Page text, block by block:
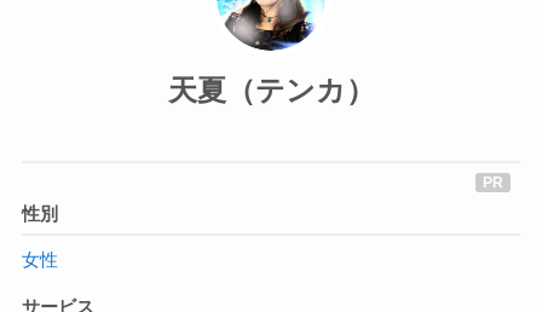
天夏（テンカ）
性別
女性
サービス